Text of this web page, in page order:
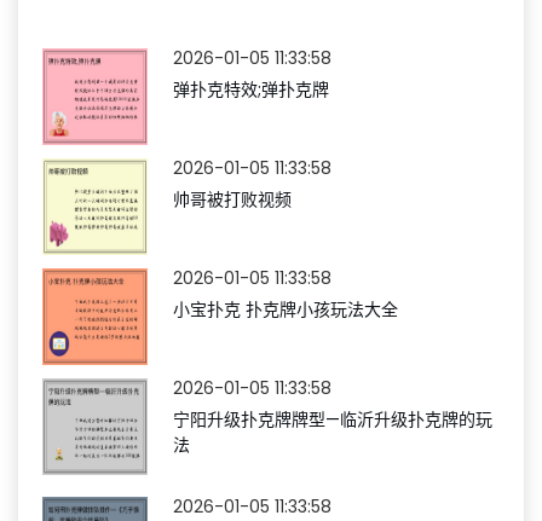
2026-01-05 11:33:58
弹扑克特效;弹扑克牌
2026-01-05 11:33:58
帅哥被打败视频
2026-01-05 11:33:58
小宝扑克 扑克牌小孩玩法大全
2026-01-05 11:33:58
宁阳升级扑克牌牌型—临沂升级扑克牌的玩
法
2026-01-05 11:33:58